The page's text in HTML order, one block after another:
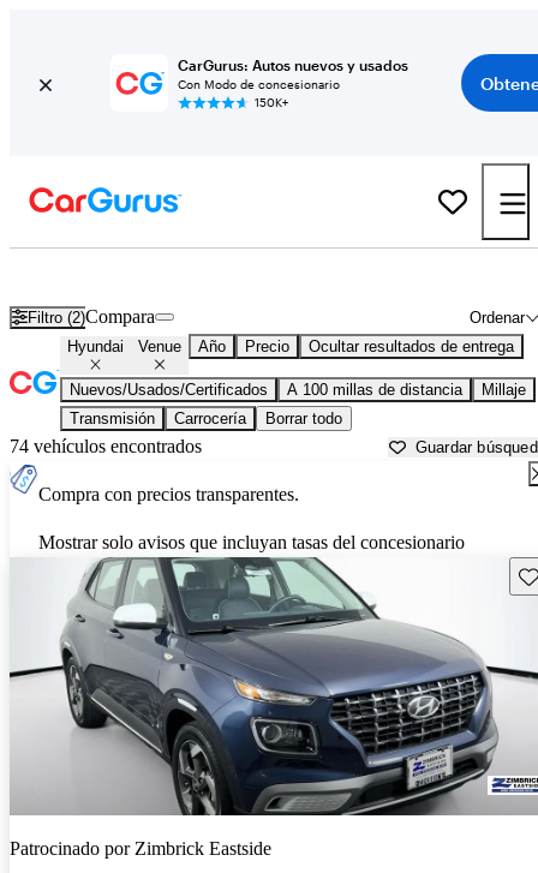
CarGurus: Autos nuevos y usados
Con Modo de concesionario
150K+
Filtro (2) Ordenar
Compara
Hyundai Venue Año Precio Ocultar resultados de entrega
Nuevos/Usados/Certificados A 100 millas de distancia
Millaje
Transmisión
Carrocería Borrar todo
74 vehículos encontrados Guardar
Compra con precios transparentes.
Mostrar solo avisos que incluyan tasas del concesionario
Patrocinado porZimbrick Eastside